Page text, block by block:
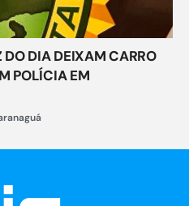
DO DIA DEIXAM CARRO
POLÍCIA EM